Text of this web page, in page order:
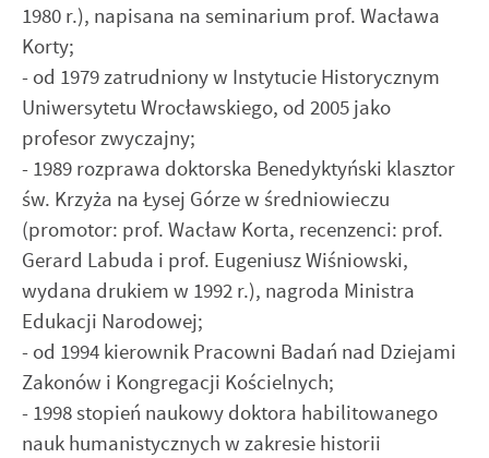
1980 r.), napisana na seminarium prof. Wacława
Korty;
- od 1979 zatrudniony w Instytucie Historycznym
Uniwersytetu Wrocławskiego, od 2005 jako
profesor zwyczajny;
- 1989 rozprawa doktorska Benedyktyński klasztor
św. Krzyża na Łysej Górze w średniowieczu
(promotor: prof. Wacław Korta, recenzenci: prof.
Gerard Labuda i prof. Eugeniusz Wiśniowski,
wydana drukiem w 1992 r.), nagroda Ministra
Edukacji Narodowej;
- od 1994 kierownik Pracowni Badań nad Dziejami
Zakonów i Kongregacji Kościelnych;
- 1998 stopień naukowy doktora habilitowanego
nauk humanistycznych w zakresie historii